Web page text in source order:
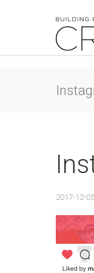
2017-12-05